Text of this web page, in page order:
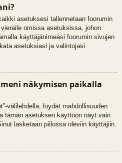
asetuksesi tallennetaan foorumin
omissa asetuksissa, johon
käyttäjänimeäsi foorumin sivujen
asetuksiasi ja valintojasi.
näkymisen paikalla
välilehdellä, löydät mahdollisuuden
tämän asetuksen käyttöön näyt vain
lasketaan piilossa oleviin käyttäjiin.